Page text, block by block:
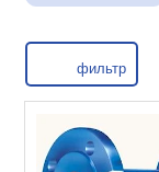
фильтр